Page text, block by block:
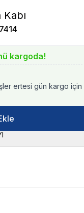
kargoda!
ertesi gün kargo için